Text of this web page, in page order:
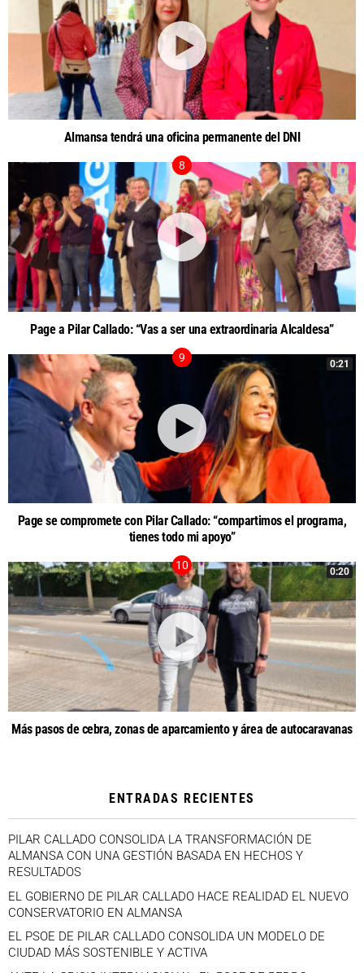
Almansa tendrá una oficina permanente del DNI
Page a Pilar Callado: “Vas a ser una extraordinaria Alcaldesa”
0:21
Page se compromete con Pilar Callado: “compartimos el programa,
tienes todo mi apoyo”
0:20
Más pasos de cebra, zonas de aparcamiento y área de autocaravanas
ENTRADAS RECIENTES
PILAR CALLADO CONSOLIDA LA TRANSFORMACIÓN DE
ALMANSA CON UNA GESTIÓN BASADA EN HECHOS Y
RESULTADOS
EL GOBIERNO DE PILAR CALLADO HACE REALIDAD EL NUEVO
CONSERVATORIO EN ALMANSA
EL PSOE DE PILAR CALLADO CONSOLIDA UN MODELO DE
CIUDAD MÁS SOSTENIBLE Y ACTIVA